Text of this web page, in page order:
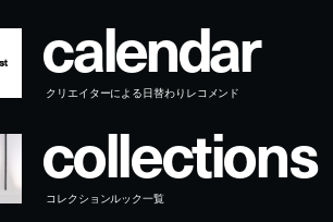
collection
コレクションルック一覧
history
アイコンから紐解くブランドヒストリー